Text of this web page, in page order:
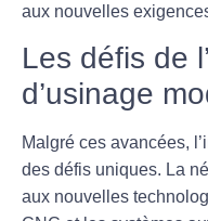
aux nouvelles
Les défis de
d’usinage
Malgré ces avancées,
des défis uniques. La
aux nouvelles